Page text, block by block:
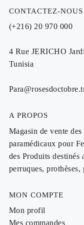
CONTACTEZ-NOUS
(+216) 20 970 000
4 Rue JERICHO
Tunisia
A PROPOS
Magasin de vente
paramédicaux pour
des Produits destinés
perruques,
MON COMPTE
Mon profil
Mes commandes